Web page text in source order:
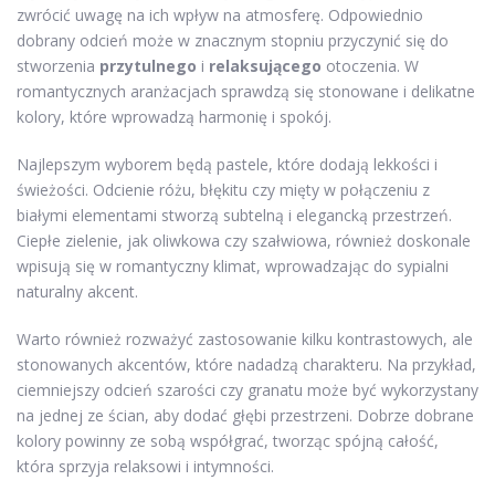
zwrócić uwagę na ich wpływ na atmosferę. Odpowiednio
dobrany odcień może w znacznym stopniu przyczynić się do
stworzenia przytulnego i relaksującego otoczenia. W
romantycznych aranżacjach sprawdzą się stonowane i delikatne
kolory, które wprowadzą harmonię i spokój.
Najlepszym wyborem będą pastele, które dodają lekkości i
świeżości. Odcienie różu, błękitu czy mięty w połączeniu z
białymi elementami stworzą subtelną i elegancką przestrzeń.
Ciepłe zielenie, jak oliwkowa czy szałwiowa, również doskonale
wpisują się w romantyczny klimat, wprowadzając do sypialni
naturalny akcent.
Warto również rozważyć zastosowanie kilku kontrastowych, ale
stonowanych akcentów, które nadadzą charakteru. Na przykład,
ciemniejszy odcień szarości czy granatu może być wykorzystany
na jednej ze ścian, aby dodać głębi przestrzeni. Dobrze dobrane
kolory powinny ze sobą współgrać, tworząc spójną całość,
która sprzyja relaksowi i intymności.